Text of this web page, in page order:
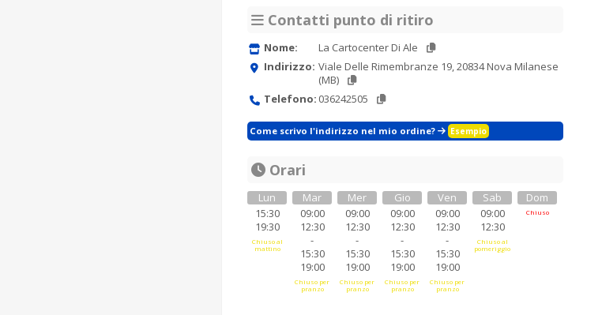
Contatti punto di ritiro
Nome:
La Cartocenter Di Ale
Indirizzo: Viale Delle Rimembranze 19, 20834 Nova Milanese
(MB)
Telefono: 036242505
Come scrivo l'indirizzo nel mio ordine? Esempio
Orari
Lun
15:30
19:30
Chiuso al
mattino
Mar
09:00
12:30
-
15:30
19:00
Chiuso per
pranzo
Mer
09:00
12:30
-
15:30
19:00
Chiuso per
pranzo
Gio
09:00
12:30
-
15:30
19:00
Chiuso per
pranzo
Ven
09:00
12:30
-
15:30
19:00
Chiuso per
pranzo
Sab
09:00
12:30
Chiuso al
pomeriggio
Dom
Chiuso